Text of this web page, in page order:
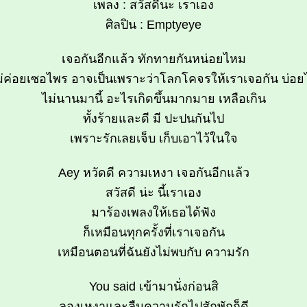
เพลง : สวัสดีนะ เราเอง
ศิลปิน : Emptyeye
เจอกันอีกแล้ว ทักทายกันหน่อยไหม
ค่อยเซอไพร อาจเป็นเพราะว่าโลกโคจรให้เราเจอกัน บ่อย
ไม่นานมานี้ อะไรเกิดขึ้นมากมาย เหลือเกิน
ทั้งร้ายและดี มี ปะปนกันไป
เพราะรักเลยเจ็บ เก็บเอาไว้ในใจ
Aey หวัดดี ความเหงา เจอกันอีกแล้ว
สวัสดี น่ะ นี้เราเอง
มาร้องเพลงให้เธอได้ฟัง
ก็เหมือนทุกครั้งที่เราเจอกัน
เหมือนตอนที่ฉันยังไม่พบกับ ความรัก
You said เข้ามานั่งก่อนสิ